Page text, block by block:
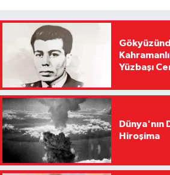
Yüzbaşı
Dünya'nın
Hiroşima